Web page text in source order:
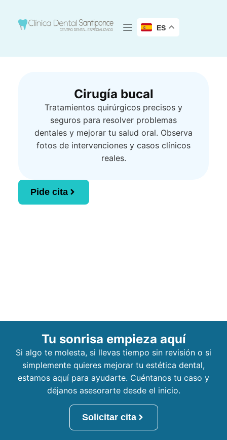
ES
Cirugía bucal
Tratamientos quirúrgicos precisos y
seguros para resolver problemas
dentales y mejorar tu salud oral. Observa
fotos de intervenciones y casos clínicos
reales.
Pide cita
Tu sonrisa empieza aquí
Si algo te molesta, si llevas tiempo sin revisión o si
simplemente quieres mejorar tu estética dental,
estamos aquí para ayudarte. Cuéntanos tu caso y
déjanos asesorarte desde el inicio.
Solicitar cita